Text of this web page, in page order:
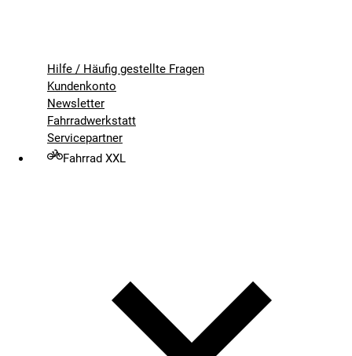
Hilfe / Häufig gestellte Fragen
Kundenkonto
Newsletter
Fahrradwerkstatt
Servicepartner
Fahrrad XXL